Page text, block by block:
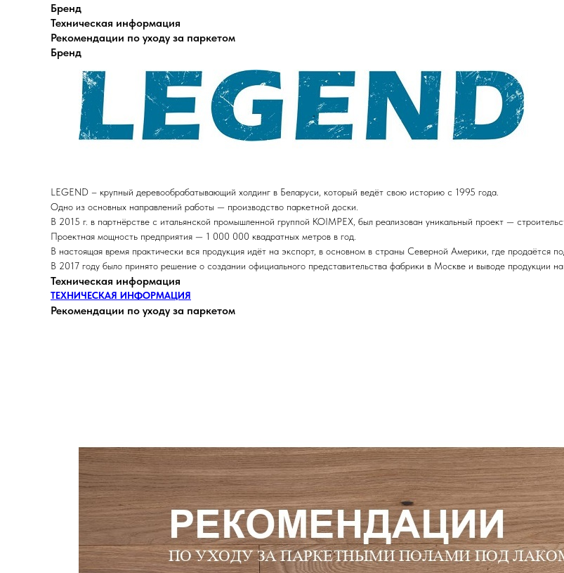
Бренд
Техническая информация
Рекомендации по уходу за паркетом
Бренд
LEGEND – крупный деревообрабатывающий холдинг в Беларуси, который ведёт свою историю с 1995 года.
Одно из основных направлений работы — производство паркетной доски.
В 2015 г. в партнёрстве с итальянской промышленной группой KOIMPEX, был реализован уникальный проект —
Проектная мощность предприятия — 1 000 000 квадратных метров в год.
В настоящая время практически вся продукция идёт на экспорт, в основном в страны Северной Америки, где продаётся
В 2017 году было принято решение о создании официального представительства фабрики в Москве и выводе продукции
Техническая информация
ТЕХНИЧЕСКАЯ ИНФОРМАЦИЯ
Рекомендации по уходу за паркетом